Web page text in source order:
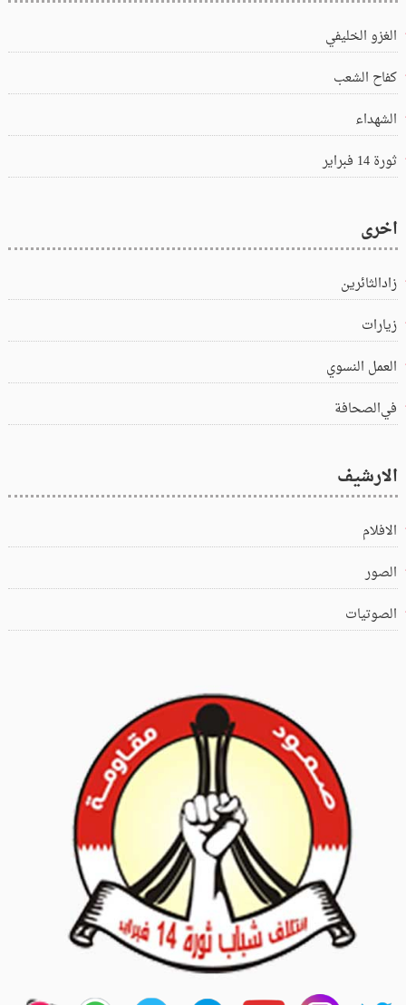
الغزو الخليفي
كفاح الشعب
الشهداء
ثورة 14 فبراير
اخرى
زادالثائرين
زيارات
العمل النسوي
في‌الصحافة
الارشيف
الافلام
الصور
الصوتيات